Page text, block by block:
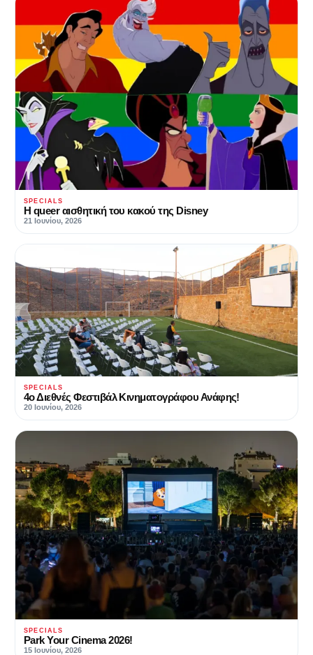
SPECIALS
Η queer αισθητική του κακού της Disney
21 Ιουνίου, 2026
SPECIALS
4ο Διεθνές Φεστιβάλ Κινηματογράφου Ανάφης!
20 Ιουνίου, 2026
SPECIALS
Park Your Cinema 2026!
15 Ιουνίου, 2026